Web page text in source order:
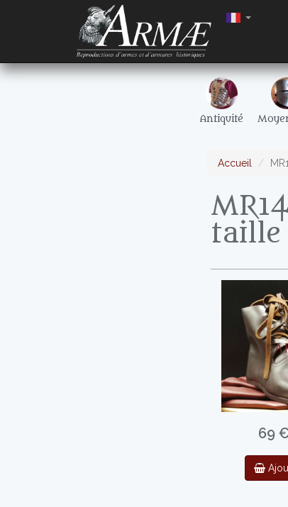
Antiquité
Accueil
taille
69 €